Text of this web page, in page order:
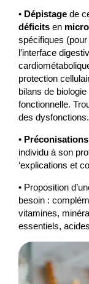
• Dépistage de
déficitsen
spécifiques (pour
l’interface
protection
bilans de
fonctionnelle.
des dysfonctions.
•
individu à son
‘explications et
• Proposition
besoin :
vitamines,
essentiels,